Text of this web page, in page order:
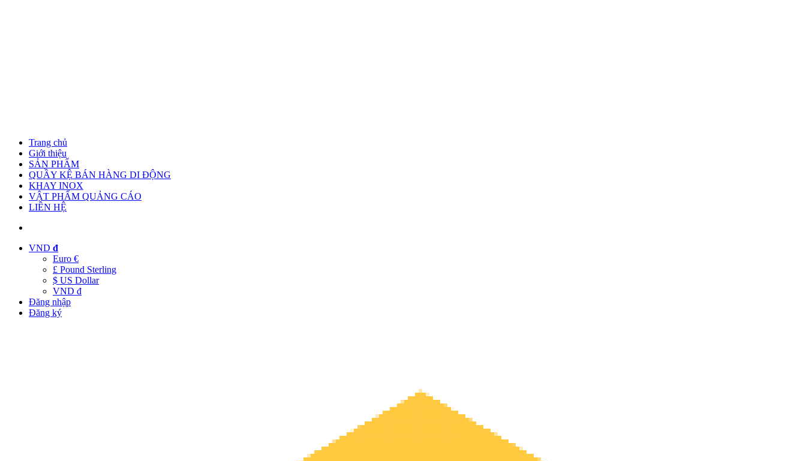
Trang chủ
Giới thiệu
SẢN PHẨM
QUẦY KỆ BÁN HÀNG DI ĐỘNG
KHAY INOX
VẬT PHẨM QUẢNG CÁO
LIÊN HỆ
VND đ
Euro €
£ Pound Sterling
$ US Dollar
VND đ
Đăng nhập
Đăng ký